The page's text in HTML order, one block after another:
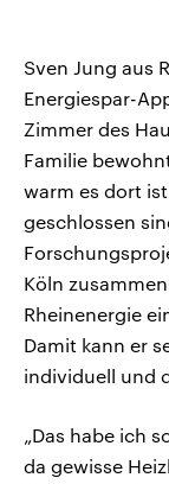
Sven Jung aus
Energiespar-
Zimmer des
Familie
warm es dort
geschlossen
Köln
Rheinenergie
Damit kann er
individuell und
„Das habe ich
da gewisse